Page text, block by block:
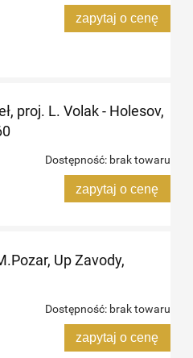
zapytaj o cenę
proj. L. Volak - Holesov,
Dostępność: brak towaru
zapytaj o cenę
Up Zavody,
Dostępność: brak towaru
zapytaj o cenę